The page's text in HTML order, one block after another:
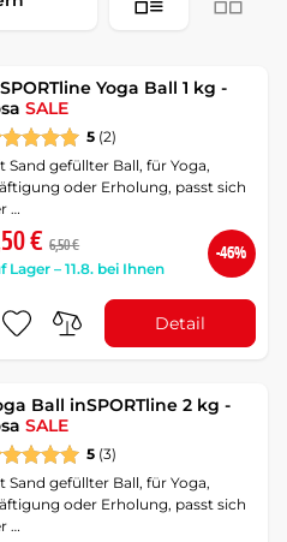
Yoga Ball 1 kg -
SALE
5 (2)
Sand gefüllter Ball, für Yoga,
oder Erholung, passt sich
…
€ 6,50 €
Lager – 11.8. bei Ihnen
-46%
Detail
Ball inSPORTline 2 kg -
SALE
5 (3)
Sand gefüllter Ball, für Yoga,
oder Erholung, passt sich
…